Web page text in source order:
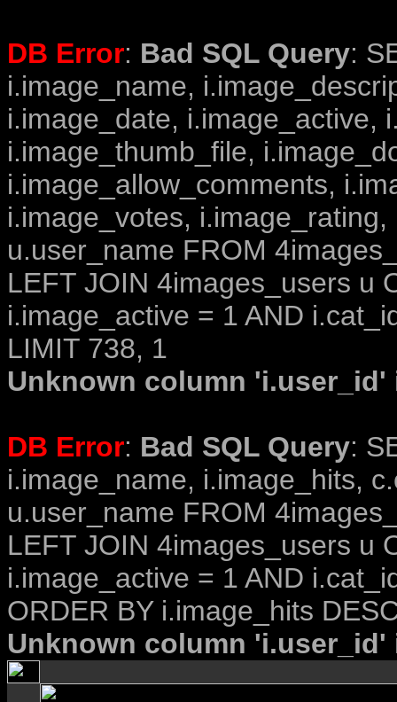
DB Error: Bad SQL Query:
i.image_name,
i.image_date, i.image_active,
i.image_thumb_file,
i.image_allow_comments,
i.image_votes,
u.user_name FROM
LEFT JOIN 4images_users u
i.image_active = 1 AND
LIMIT 738, 1
Unknown column
DB Error: Bad SQL Query:
i.image_name, i.image_hits,
u.user_name FROM
LEFT JOIN 4images_users u
i.image_active = 1 AND
ORDER BY i.image_hits
Unknown column